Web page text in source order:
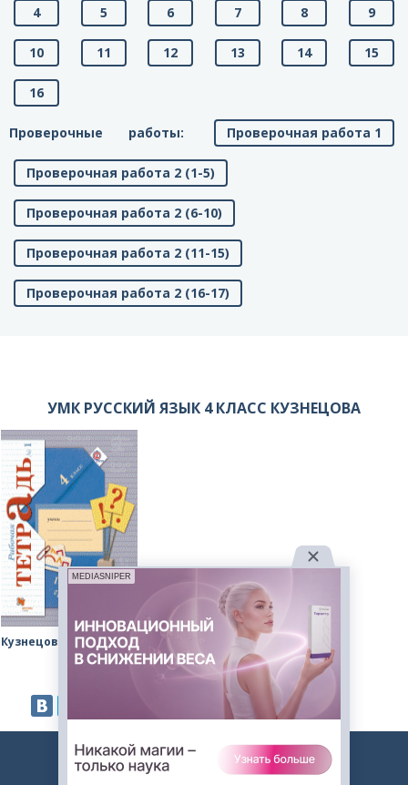
4 5 6 7 8 9
10 11 12 13 14 15
16
Проверочные работы: Проверочная работа 1
Проверочная работа 2 (1-5)
Проверочная работа 2 (6-10)
Проверочная работа 2 (11-15)
Проверочная работа 2 (16-17)
УМК РУССКИЙ ЯЗЫК 4 КЛАСС КУЗНЕЦОВА
Кузнецова рабочая тетрадь (пишем грамотно)
2023. Авторские решебники. -admin@gdz.me
MEDIASNIPER